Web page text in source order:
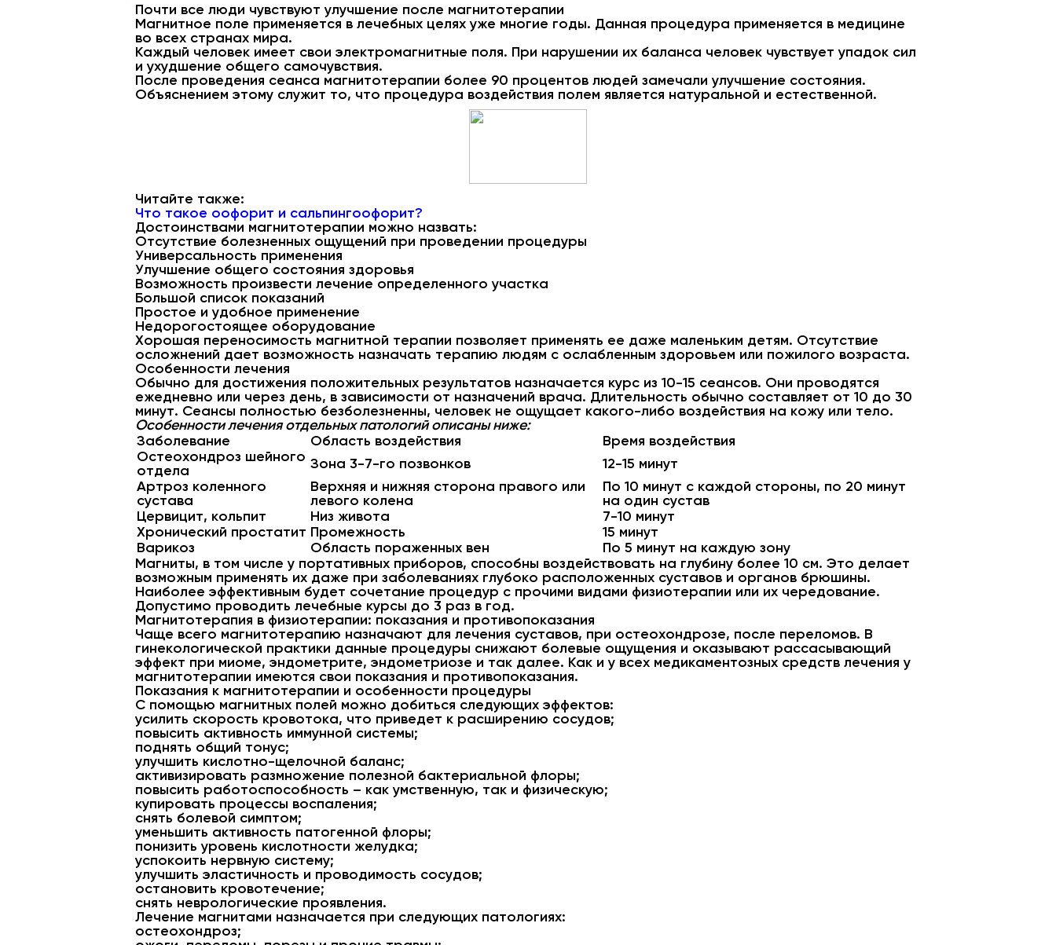
Почти все люди чувствуют улучшение после магнитотерапии
Магнитное поле применяется в лечебных целях уже многие годы. Данная процедура применяется в медицине
во всех странах мира.
Каждый человек имеет свои электромагнитные поля. При нарушении их баланса человек чувствует упадок сил
и ухудшение общего самочувствия.
После проведения сеанса магнитотерапии более 90 процентов людей замечали улучшение состояния.
Объяснением этому служит то, что процедура воздействия полем является натуральной и естественной.
Читайте также:
Что такое оофорит и сальпингоофорит?
Достоинствами магнитотерапии можно назвать:
Отсутствие болезненных ощущений при проведении процедуры
Универсальность применения
Улучшение общего состояния здоровья
Возможность произвести лечение определенного участка
Большой список показаний
Простое и удобное применение
Недорогостоящее оборудование
Хорошая переносимость магнитной терапии позволяет применять ее даже маленьким детям. Отсутствие
осложнений дает возможность назначать терапию людям с ослабленным здоровьем или пожилого возраста.
Особенности лечения
Обычно для достижения положительных результатов назначается курс из 10-15 сеансов. Они проводятся
ежедневно или через день, в зависимости от назначений врача. Длительность обычно составляет от 10 до 30
минут. Сеансы полностью безболезненны, человек не ощущает какого-либо воздействия на кожу или тело.
Особенности лечения отдельных патологий описаны ниже:
Заболевание
Область воздействия
Время воздействия
Остеохондроз шейного
отдела
Зона 3-7-го позвонков
12-15 минут
Артроз коленного
сустава
Верхняя и нижняя сторона правого или
левого колена
По 10 минут с каждой стороны, по 20 минут
на один сустав
Цервицит, кольпит
Низ живота
7-10 минут
Хронический простатит Промежность
15 минут
Варикоз
Область пораженных вен
По 5 минут на каждую зону
Магниты, в том числе у портативных приборов, способны воздействовать на глубину более 10 см. Это делает
возможным применять их даже при заболеваниях глубоко расположенных суставов и органов брюшины.
Наиболее эффективным будет сочетание процедур с прочими видами физиотерапии или их чередование.
Допустимо проводить лечебные курсы до 3 раз в год.
Магнитотерапия в физиотерапии: показания и противопоказания
Чаще всего магнитотерапию назначают для лечения суставов, при остеохондрозе, после переломов. В
гинекологической практики данные процедуры снижают болевые ощущения и оказывают рассасывающий
эффект при миоме, эндометрите, эндометриозе и так далее. Как и у всех медикаментозных средств лечения у
магнитотерапии имеются свои показания и противопоказания.
Показания к магнитотерапии и особенности процедуры
С помощью магнитных полей можно добиться следующих эффектов:
усилить скорость кровотока, что приведет к расширению сосудов;
повысить активность иммунной системы;
поднять общий тонус;
улучшить кислотно-щелочной баланс;
активизировать размножение полезной бактериальной флоры;
повысить работоспособность – как умственную, так и физическую;
купировать процессы воспаления;
снять болевой симптом;
уменьшить активность патогенной флоры;
понизить уровень кислотности желудка;
успокоить нервную систему;
улучшить эластичность и проводимость сосудов;
остановить кровотечение;
снять неврологические проявления.
Лечение магнитами назначается при следующих патологиях:
остеохондроз;